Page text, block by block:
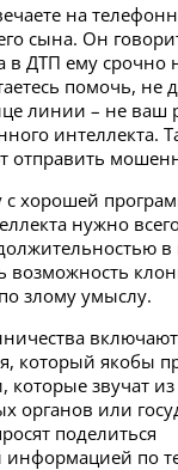
на
сына. Он
в ДТП ему срочно
помочь, не
линии – не ваш
интеллекта.
отправить
хорошей
нужно
в
возможность
злому умыслу.
который якобы
которые звучат
органов или
поделиться
по